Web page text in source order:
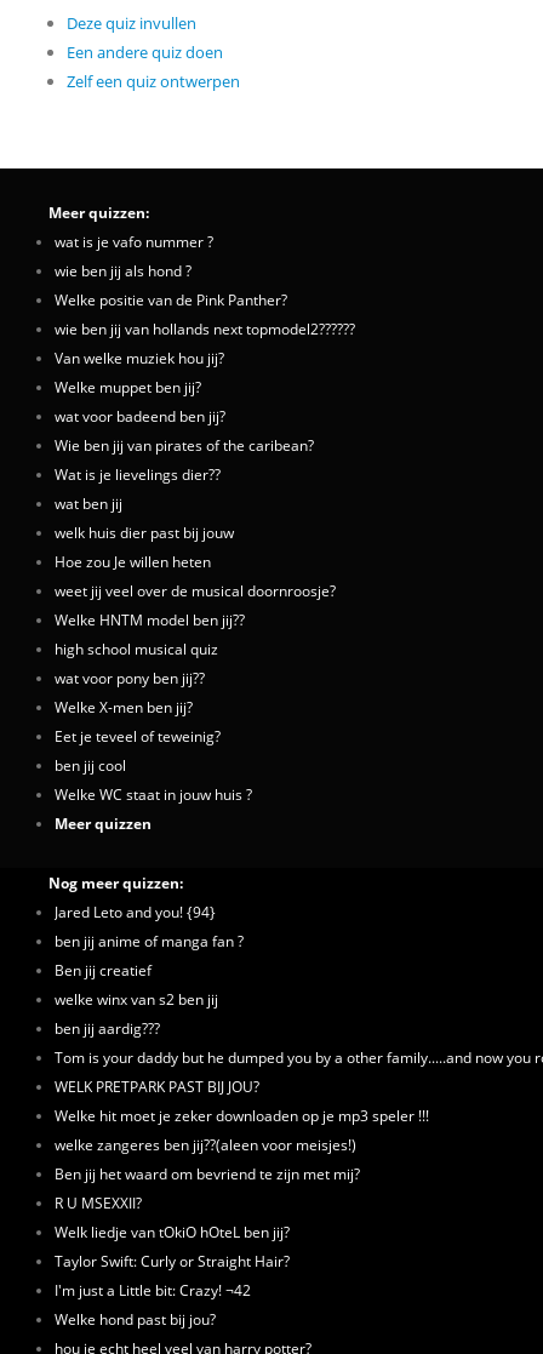
Deze quiz invullen
Een andere quiz doen
Zelf een quiz ontwerpen
Meer quizzen:
wat is je vafo nummer ?
wie ben jij als hond ?
Welke positie van de Pink Panther?
wie ben jij van hollands next topmodel2??????
Van welke muziek hou jij?
Welke muppet ben jij?
wat voor badeend ben jij?
Wie ben jij van pirates of the caribean?
Wat is je lievelings dier??
wat ben jij
welk huis dier past bij jouw
Hoe zou Je willen heten
weet jij veel over de musical doornroosje?
Welke HNTM model ben jij??
high school musical quiz
wat voor pony ben jij??
Welke X-men ben jij?
Eet je teveel of teweinig?
ben jij cool
Welke WC staat in jouw huis ?
Meer quizzen
Nog meer quizzen:
Jared Leto and you! {94}
ben jij anime of manga fan ?
Ben jij creatief
welke winx van s2 ben jij
ben jij aardig???
Tom is your daddy but he dumped you by a other family.....and now you
WELK PRETPARK PAST BIJ JOU?
Welke hit moet je zeker downloaden op je mp3 speler !!!
welke zangeres ben jij??(aleen voor meisjes!)
Ben jij het waard om bevriend te zijn met mij?
R U MSEXXII?
Welk liedje van tOkiO hOteL ben jij?
Taylor Swift: Curly or Straight Hair?
I'm just a Little bit: Crazy! ¬42
Welke hond past bij jou?
hou je echt heel veel van harry potter?